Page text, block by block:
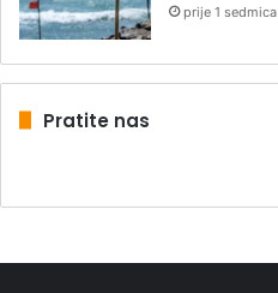
prije 1 sedmica
Pratite nas